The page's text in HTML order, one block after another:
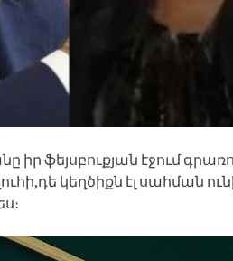
իր ֆեյսբուքյան էջում
կեղծիքն էլ սահման